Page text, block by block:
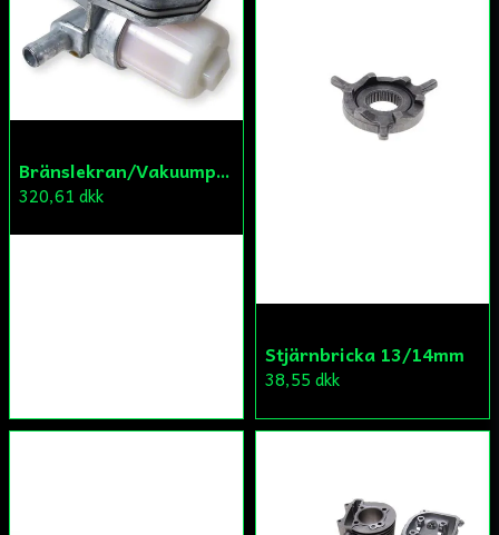
Bränslekran/Vakuumpump PGO
320,61 dkk
Stjärnbricka 13/14mm
38,55 dkk